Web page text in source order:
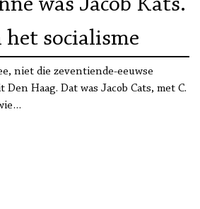
was Jacob Kats.
socialisme
niet die zeventiende-eeuwse
Haag. Dat was Jacob Cats, met C.